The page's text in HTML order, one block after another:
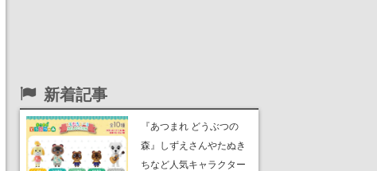
新着記事
『あつまれ どうぶつの
森』しずえさんやたぬき
ちなど人気キャラクター